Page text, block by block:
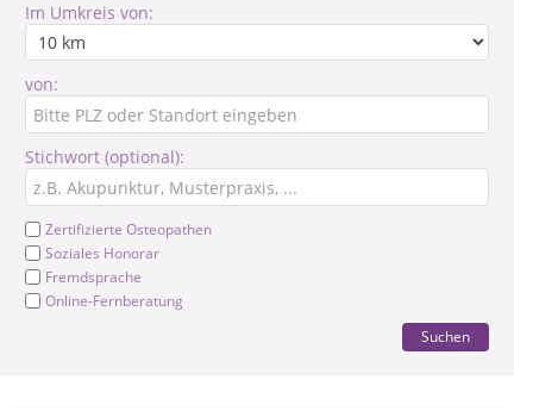
Im Umkreis von:
von:
Stichwort (optional):
Zertifizierte Osteopathen
Soziales Honorar
Fremdsprache
Online-Fernberatung
Suchen